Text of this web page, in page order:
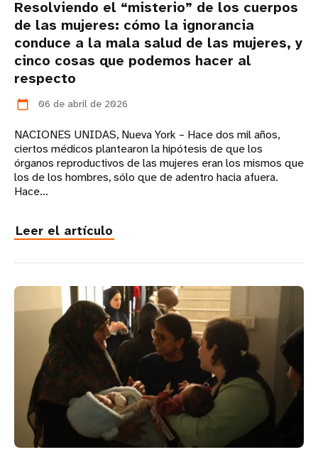
Resolviendo el “misterio” de los cuerpos
de las mujeres: cómo la ignorancia
conduce a la mala salud de las mujeres, y
cinco cosas que podemos hacer al
respecto
calendar_today 06 de abril de 2026
NACIONES UNIDAS, Nueva York – Hace dos mil años,
ciertos médicos plantearon la hipótesis de que los
órganos reproductivos de las mujeres eran los mismos que
los de los hombres, sólo que de adentro hacia afuera.
Hace...
Leer el artículo